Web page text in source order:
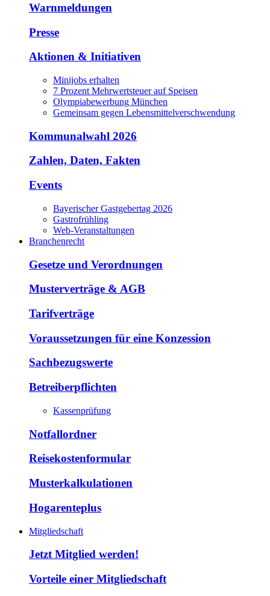
Warnmeldungen
Presse
Aktionen & Initiativen
Minijobs erhalten
7 Prozent Mehrwertsteuer auf Speisen
Olympiabewerbung München
Gemeinsam gegen Lebensmittelverschwendung
Kommunalwahl 2026
Zahlen, Daten, Fakten
Events
Bayerischer Gastgebertag 2026
Gastrofrühling
Web-Veranstaltungen
Branchenrecht
Gesetze und Verordnungen
Musterverträge & AGB
Tarifverträge
Voraussetzungen für eine Konzession
Sachbezugswerte
Betreiberpflichten
Kassenprüfung
Notfallordner
Reisekostenformular
Musterkalkulationen
Hogarenteplus
Mitgliedschaft
Jetzt Mitglied werden!
Vorteile einer Mitgliedschaft